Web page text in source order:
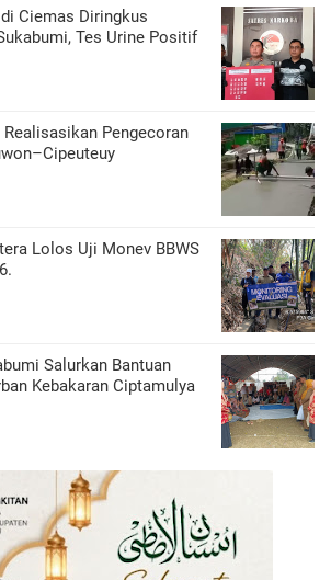
Ciemas Diringkus
Tes Urine Positif
Pengecoran
Lolos Uji Monev BBWS
Salurkan Bantuan
Kebakaran Ciptamulya